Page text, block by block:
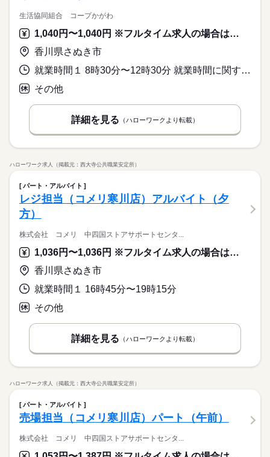
生活協同組合 コープかがわ
1,040円〜1,040円 ※フルタイム求人の場合は月額（換算額）、パート求人の場合は時間額を表示しています。
香川県さぬき市
就業時間１ 8時30分〜12時30分 就業時間に関する特記事項 ※勤務日数、時間はお気軽にご相談下さい
その他
詳細を見る （ハローワークより転載）
ハローワーク求人（掲載元：西大寺公共職業安定所）
パート・アルバイト
レジ担当（コメリ寒川店）アルバイト（夕
方）
株式会社 コメリ 中四国ストアサポートセンタ...
1,036円〜1,036円 ※フルタイム求人の場合は月額（換算額）、パート求人の場合は時間額を表示しています。
香川県さぬき市
就業時間１ 16時45分〜19時15分
その他
詳細を見る （ハローワークより転載）
ハローワーク求人（掲載元：西大寺公共職業安定所）
パート・アルバイト
売場担当（コメリ寒川店）パート（午前）
株式会社 コメリ 中四国ストアサポートセンタ...